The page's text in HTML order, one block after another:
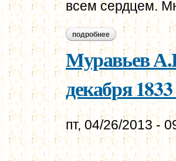
всем сердцем.
подробнее о муравьев а.н. -
Муравьев
декабря 1833
пт, 04/26/2013 -